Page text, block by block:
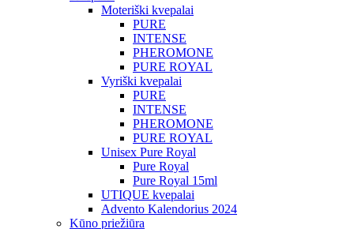
Moteriški kvepalai
PURE
INTENSE
PHEROMONE
PURE ROYAL
Vyriški kvepalai
PURE
INTENSE
PHEROMONE
PURE ROYAL
Unisex Pure Royal
Pure Royal
Pure Royal 15ml
UTIQUE kvepalai
Advento Kalendorius 2024
Kūno priežiūra